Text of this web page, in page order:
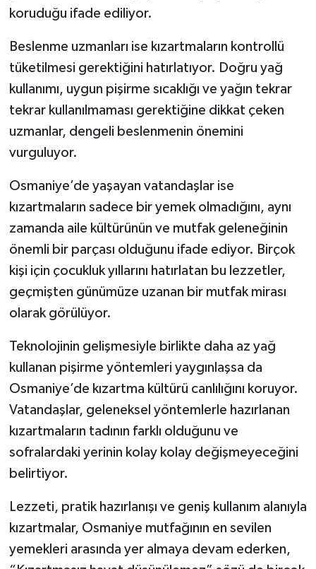
koruduğu ifade ediliyor.
Beslenme uzmanları ise kızartmaların kontrollü
tüketilmesi gerektiğini hatırlatıyor. Doğru yağ
kullanımı, uygun pişirme sıcaklığı ve yağın tekrar
tekrar kullanılmaması gerektiğine dikkat çeken
uzmanlar, dengeli beslenmenin önemini
vurguluyor.
Osmaniye’de yaşayan vatandaşlar ise
kızartmaların sadece bir yemek olmadığını, aynı
zamanda aile kültürünün ve mutfak geleneğinin
önemli bir parçası olduğunu ifade ediyor. Birçok
kişi için çocukluk yıllarını hatırlatan bu lezzetler,
geçmişten günümüze uzanan bir mutfak mirası
olarak görülüyor.
Teknolojinin gelişmesiyle birlikte daha az yağ
kullanan pişirme yöntemleri yaygınlaşsa da
Osmaniye’de kızartma kültürü canlılığını koruyor.
Vatandaşlar, geleneksel yöntemlerle hazırlanan
kızartmaların tadının farklı olduğunu ve
sofralardaki yerinin kolay kolay değişmeyeceğini
belirtiyor.
Lezzeti, pratik hazırlanışı ve geniş kullanım alanıyla
kızartmalar, Osmaniye mutfağının en sevilen
yemekleri arasında yer almaya devam ederken,